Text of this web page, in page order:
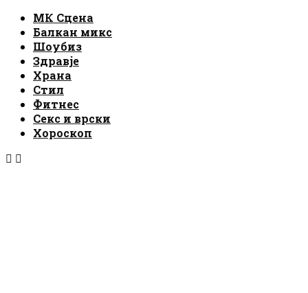
МК Сцена
Балкан микс
Шоубиз
Здравје
Храна
Стил
Фитнес
Секс и врски
Хороскоп